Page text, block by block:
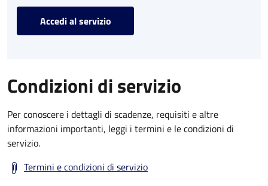
Accedi al servizio
Condizioni di servizio
Per conoscere i dettagli di scadenze, requisiti e altre
informazioni importanti, leggi i termini e le condizioni di
servizio.
Termini e condizioni di servizio